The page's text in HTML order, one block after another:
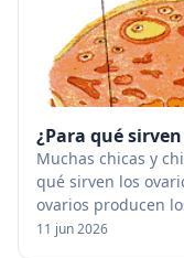
¿Para qué
Muchas chicas y
qué sirven los
ovarios producen
cambia (ovocito,
11 jun 2026